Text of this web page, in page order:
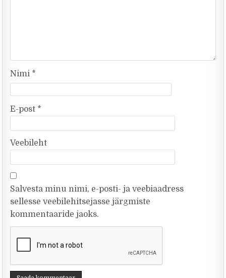
Nimi *
E-post *
Veebileht
Salvesta minu nimi, e-posti- ja veebiaadress
sellesse veebilehitsejasse järgmiste
kommentaaride jaoks.